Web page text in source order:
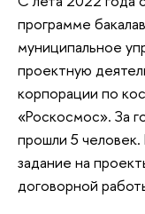
программе
муниципальное
проектную
корпорации по
«Роскосмос». За
прошли 5
задание на
договорной